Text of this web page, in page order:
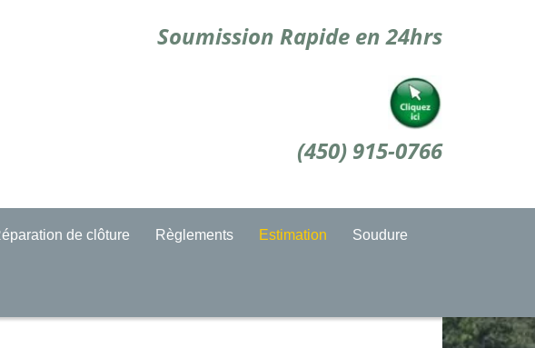
Soumission Rapide en 24hrs
(450) 915-0766
de clôture Règlements Estimation Soudure